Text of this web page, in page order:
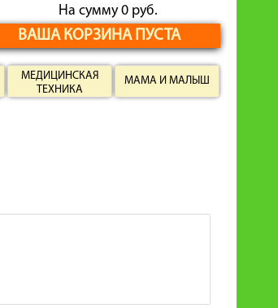
На сумму 0 руб.
ВАША КОРЗИНА ПУСТА
МЕДИЦИНСКАЯ
ТЕХНИКА
МАМА И МАЛЫШ